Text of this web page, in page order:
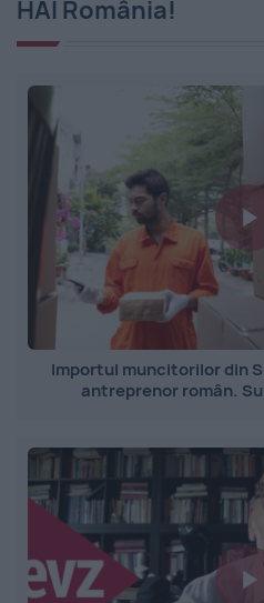
HAI România!
Importul muncitorilor din
antreprenor român.